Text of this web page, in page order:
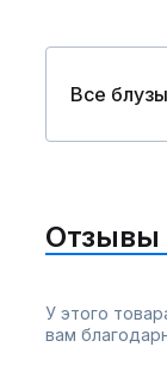
Все
Отзывы
У этого
вам